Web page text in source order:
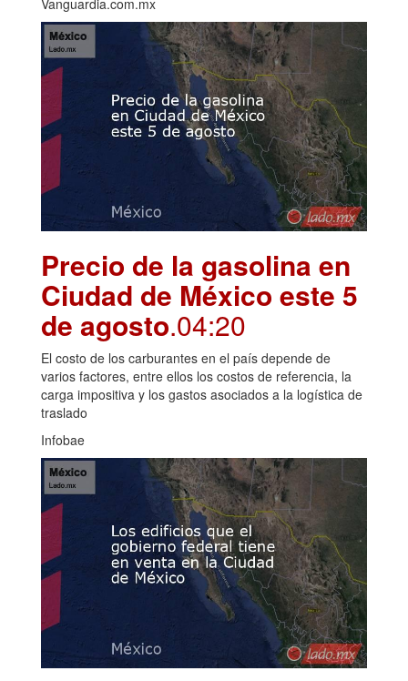
Vanguardia.com.mx
Precio de la gasolina en
Ciudad de México este 5
de agosto.04:20
El costo de los carburantes en el país depende de
varios factores, entre ellos los costos de referencia, la
carga impositiva y los gastos asociados a la logística de
traslado
Infobae